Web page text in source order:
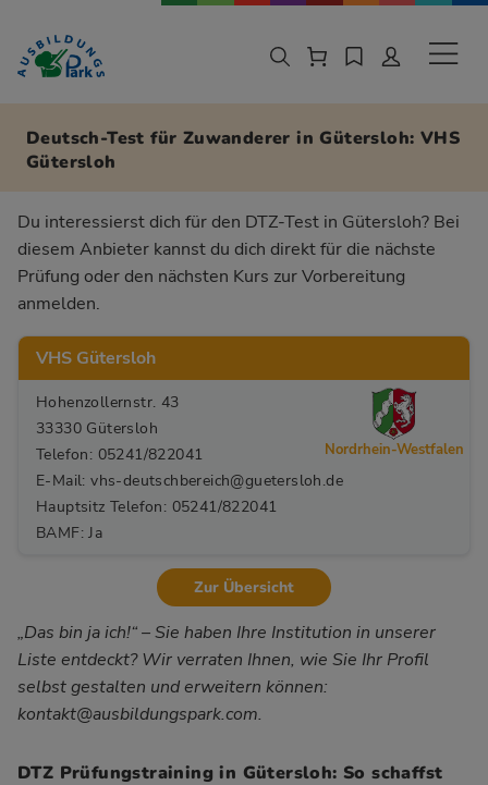
Zur Navigation springen
Zu den Hauptinhalten springen
Deutsch-Test für Zuwanderer in Gütersloh: VHS
Gütersloh
Du interessierst dich für den DTZ-Test in Gütersloh? Bei
diesem Anbieter kannst du dich direkt für die nächste
Prüfung oder den nächsten Kurs zur Vorbereitung
anmelden.
VHS Gütersloh
Hohenzollernstr. 43
33330 Gütersloh
Telefon: 05241/822041
E-Mail: vhs-deutschbereich@guetersloh.de
Hauptsitz Telefon: 05241/822041
BAMF: Ja
Nordrhein-Westfalen
Zur Übersicht
„Das bin ja ich!“ – Sie haben Ihre Institution in unserer
Liste entdeckt? Wir verraten Ihnen, wie Sie Ihr Profil
selbst gestalten und erweitern können:
kontakt@ausbildungspark.com.
DTZ Prüfungstraining in Gütersloh: So schaffst